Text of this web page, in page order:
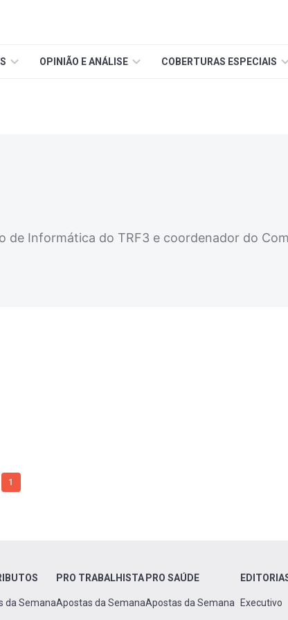
OPINIÃO E ANÁLISE COBERTURAS ESPECIAIS
de Informática do TRF3 e coordenador do
1
da Semana
PRO TRABALHISTA
Apostas da Semana
PRO SAÚDE
Apostas da Semana Executivo